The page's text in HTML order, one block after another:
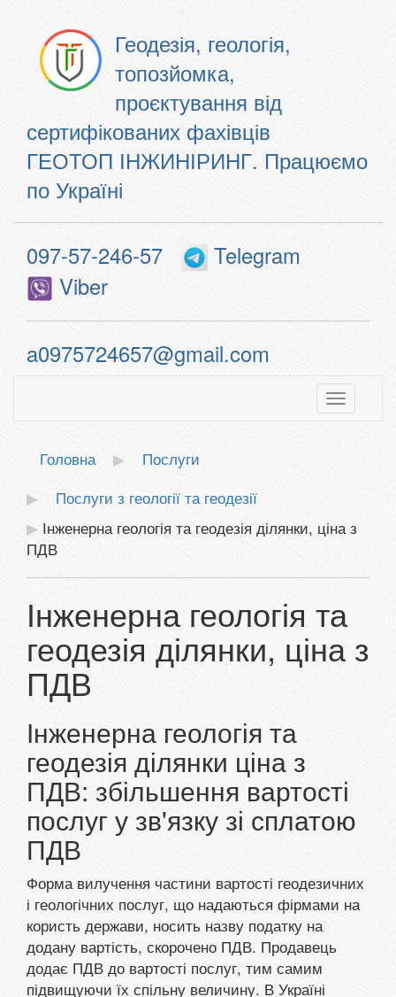
Геодезія, геологія,
топозйомка,
проєктування від
сертифікованих фахівців
ГЕОТОП ІНЖИНІРИНГ. Працюємо
по Україні
097-57-246-57
Telegram
Viber
a0975724657@gmail.com
Toggle
Головна
Послуги
Послуги з геології та геодезії
Інженерна геологія та геодезія ділянки, ціна з
ПДВ
Інженерна геологія та
геодезія ділянки, ціна з
ПДВ
Інженерна геологія та
геодезія ділянки ціна з
ПДВ: збільшення вартості
послуг у зв'язку зі сплатою
ПДВ
Форма вилучення частини вартості геодезичних
і геологічних послуг, що надаються фірмами на
користь держави, носить назву податку на
додану вартість, скорочено ПДВ. Продавець
додає ПДВ до вартості послуг, тим самим
підвищуючи їх спільну величину. В Україні